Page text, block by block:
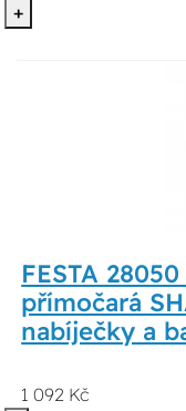
+
FESTA
přímočará
nabíječky a
1 092 Kč